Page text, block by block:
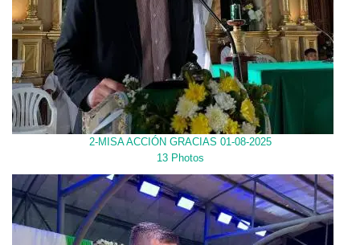
2-MISA ACCIÓN GRACIAS 01-08-2025
13 Photos